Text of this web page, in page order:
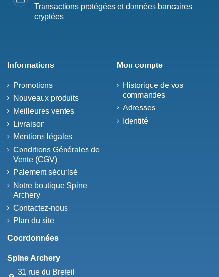
Transactions protégées et données bancaires
cryptées
Informations
Promotions
Nouveaux produits
Meilleures ventes
Livraison
Mentions légales
Conditions Générales de
Vente (CGV)
Paiement sécurisé
Notre boutique Spine
Archery
Contactez-nous
Plan du site
Mon compte
Historique de vos
commandes
Adresses
Identité
Coordonnées
Spine Archery
31 rue du Breteil